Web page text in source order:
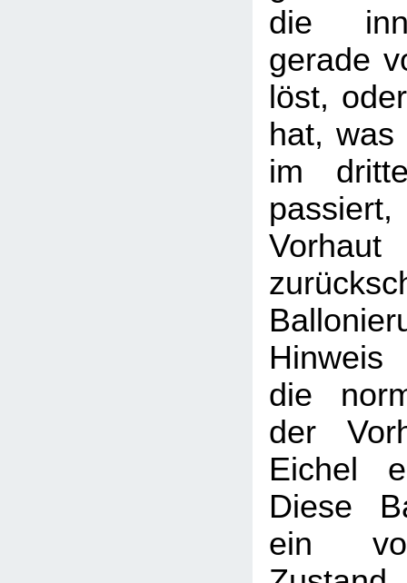
die
gerade
löst,
hat, was
im
die
der
Eichel
Diese
ein